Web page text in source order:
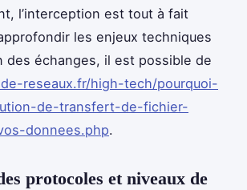
l’interception est tout à fait
les enjeux techniques
des échanges, il est possible de
reseaux.fr/high-tech/pourquoi-
de-transfert-de-fichier-
donnees.php.
protocoles et niveaux de